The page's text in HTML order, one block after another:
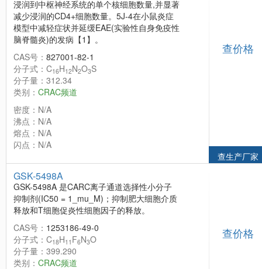
浸润到中枢神经系统的单个核细胞数量,并显著
减少浸润的CD4+细胞数量。5J-4在小鼠炎症
模型中减轻症状并延缓EAE(实验性自身免疫性
脑脊髓炎)的发病【1】。
CAS号： 827001-82-1
分子式：C16H12N2O3S
分子量：312.34
类别： CRAC频道
密度：N/A
沸点：N/A
熔点：N/A
闪点：N/A
查价格
查生产厂家
GSK-5498A
GSK-5498A 是CARC离子通道选择性小分子
抑制剂(IC50 = 1_mu_M)；抑制肥大细胞介质
释放和T细胞促炎性细胞因子的释放。
CAS号： 1253186-49-0
分子式：C18H11 F6N3O
分子量：399.290
类别： CRAC频道
查价格